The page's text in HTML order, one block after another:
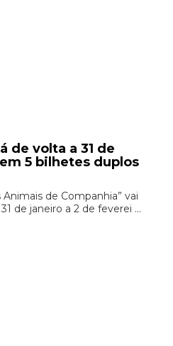
de volta a 31 de
5 bilhetes duplos
de Companhia” vai
de janeiro a 2 de feverei ...